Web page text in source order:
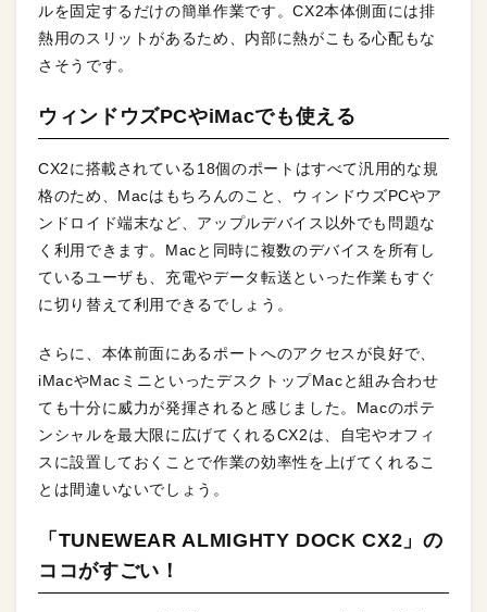
ルを固定するだけの簡単作業です。CX2本体側面には排
熱用のスリットがあるため、内部に熱がこもる心配もな
さそうです。
ウィンドウズPCやiMacでも使える
CX2に搭載されている18個のポートはすべて汎用的な規
格のため、Macはもちろんのこと、ウィンドウズPCやア
ンドロイド端末など、アップルデバイス以外でも問題な
く利用できます。Macと同時に複数のデバイスを所有し
ているユーザも、充電やデータ転送といった作業もすぐ
に切り替えて利用できるでしょう。
さらに、本体前面にあるポートへのアクセスが良好で、
iMacやMacミニといったデスクトップMacと組み合わせ
ても十分に威力が発揮されると感じました。Macのポテ
ンシャルを最大限に広げてくれるCX2は、自宅やオフィ
スに設置しておくことで作業の効率性を上げてくれるこ
とは間違いないでしょう。
「TUNEWEAR ALMIGHTY DOCK CX2」の
ココがすごい！